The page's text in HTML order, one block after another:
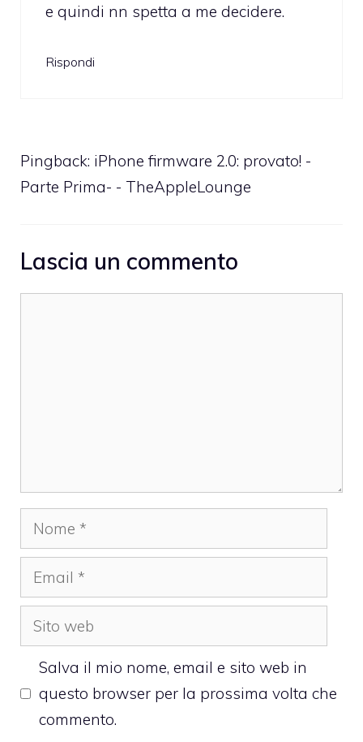
e quindi nn spetta a me decidere.
Rispondi
Pingback: iPhone firmware 2.0: provato! -
Parte Prima- - TheAppleLounge
Lascia un commento
Nome
Email
Sito
web
Salva il mio nome, email e sito web in
questo browser per la prossima volta che
commento.